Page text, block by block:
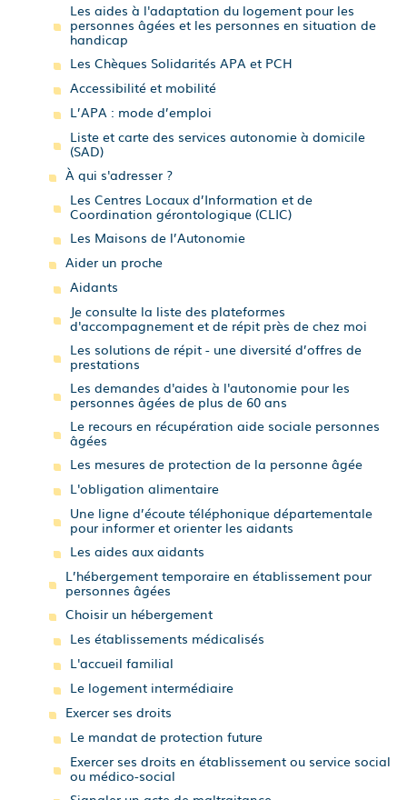
Les aides à l'adaptation du logement pour les
personnes âgées et les personnes en situation de
handicap
Les Chèques Solidarités APA et PCH
Accessibilité et mobilité
L’APA : mode d’emploi
Liste et carte des services autonomie à domicile
(SAD)
À qui s'adresser ?
Les Centres Locaux d’Information et de
Coordination gérontologique (CLIC)
Les Maisons de l’Autonomie
Aider un proche
Aidants
Je consulte la liste des plateformes
d'accompagnement et de répit près de chez moi
Les solutions de répit - une diversité d’offres de
prestations
Les demandes d'aides à l'autonomie pour les
personnes âgées de plus de 60 ans
Le recours en récupération aide sociale personnes
âgées
Les mesures de protection de la personne âgée
L'obligation alimentaire
Une ligne d’écoute téléphonique départementale
pour informer et orienter les aidants
Les aides aux aidants
L’hébergement temporaire en établissement pour
personnes âgées
Choisir un hébergement
Les établissements médicalisés
L'accueil familial
Le logement intermédiaire
Exercer ses droits
Le mandat de protection future
Exercer ses droits en établissement ou service social
ou médico-social